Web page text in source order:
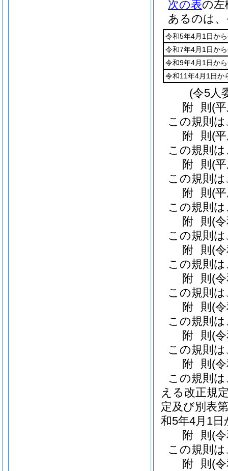
次の表の左
あるのは
令和5年4月1日か
令和7年4月1日か
令和9年4月1日か
令和11年4月1日か
(令5人
附 則 (
この規則
附 則 (
この規則
附 則 (
この規則
附 則 (
この規則
附 則 (
この規則
附 則 (
この規則
附 則 (
この規則
附 則 (
この規則
附 則 (
この規則
附 則 (
この規則
える改正規
定及び別表
和5年4月1
附 則 (
この規則
附 則 (